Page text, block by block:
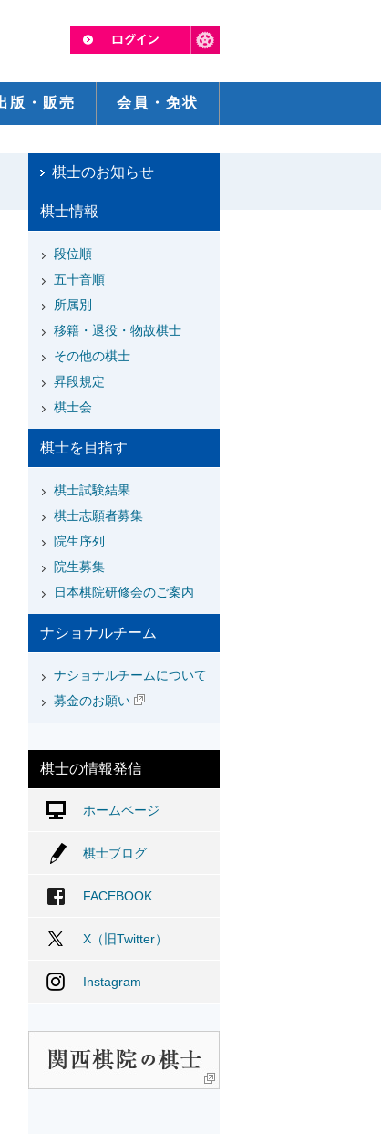
版・販売 会員・免状
棋士のお知らせ
棋士情報
段位順
五十音順
所属別
移籍・退役・物故棋士
その他の棋士
昇段規定
棋士会
棋士を目指す
棋士試験結果
棋士志願者募集
院生序列
院生募集
日本棋院研修会のご案内
ナショナルチーム
ナショナルチームについて
募金のお願い
棋士の情報発信
ホームページ
棋士ブログ
FACEBOOK
X（旧Twitter）
Instagram